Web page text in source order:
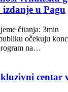
izdanje u Pagu
čitanja: 3min
očekuju
na…
centar